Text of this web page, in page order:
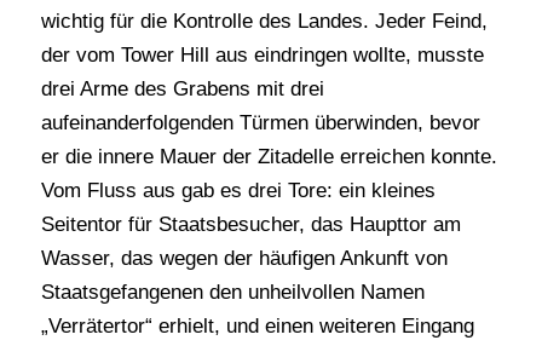
wichtig für die Kontrolle des Landes. Jeder Feind,
der vom Tower Hill aus eindringen wollte, musste
drei Arme des Grabens mit drei
aufeinanderfolgenden Türmen überwinden, bevor
er die innere Mauer der Zitadelle erreichen konnte.
Vom Fluss aus gab es drei Tore: ein kleines
Seitentor für Staatsbesucher, das Haupttor am
Wasser, das wegen der häufigen Ankunft von
Staatsgefangenen den unheilvollen Namen
„Verrätertor“ erhielt, und einen weiteren Eingang